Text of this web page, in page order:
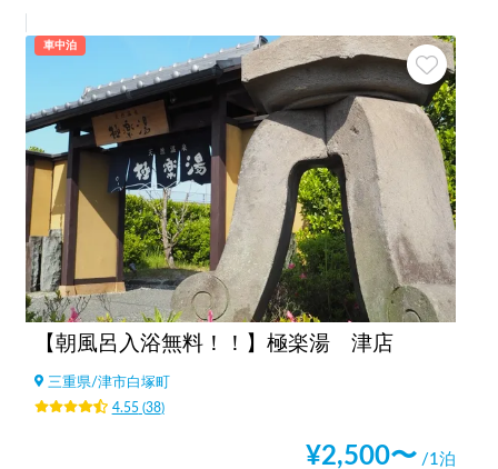
車中泊
【朝風呂入浴無料！！】極楽湯 津店
三重県/津市白塚町
4.55(38)
¥2,500〜 /1泊